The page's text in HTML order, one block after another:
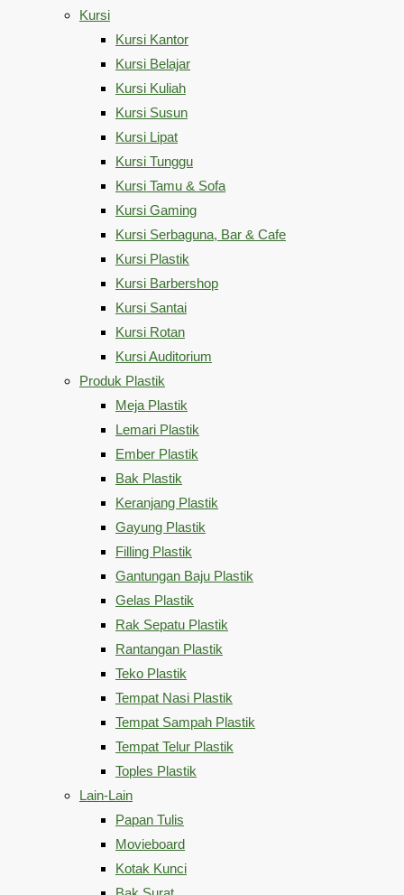
Kursi
Kursi Kantor
Kursi Belajar
Kursi Kuliah
Kursi Susun
Kursi Lipat
Kursi Tunggu
Kursi Tamu & Sofa
Kursi Gaming
Kursi Serbaguna, Bar & Cafe
Kursi Plastik
Kursi Barbershop
Kursi Santai
Kursi Rotan
Kursi Auditorium
Produk Plastik
Meja Plastik
Lemari Plastik
Ember Plastik
Bak Plastik
Keranjang Plastik
Gayung Plastik
Filling Plastik
Gantungan Baju Plastik
Gelas Plastik
Rak Sepatu Plastik
Rantangan Plastik
Teko Plastik
Tempat Nasi Plastik
Tempat Sampah Plastik
Tempat Telur Plastik
Toples Plastik
Lain-Lain
Papan Tulis
Movieboard
Kotak Kunci